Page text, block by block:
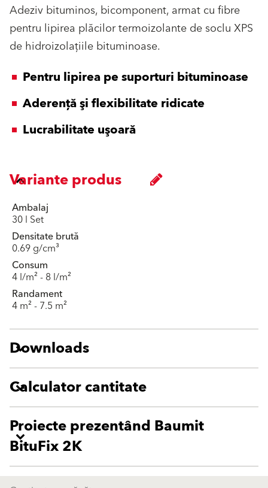
Adeziv bituminos, bicomponent, armat cu fibre
pentru lipirea plăcilor termoizolante de soclu XPS
de hidroizolațiile bituminoase.
Pentru lipirea pe suporturi bituminoase
Aderenţă şi flexibilitate ridicate
Lucrabilitate uşoară
Variante produs
Ambalaj
30 l Set
Densitate brută
0.69 g/cm³
Consum
4 l/m² - 8 l/m²
Randament
4 m² - 7.5 m²
Downloads
Calculator cantitate
Proiecte prezentând Baumit
BituFix 2K